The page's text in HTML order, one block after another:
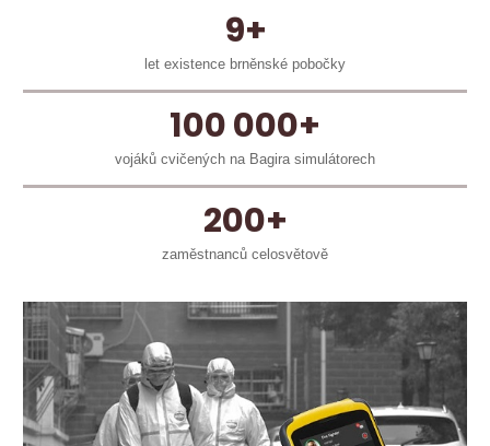
9+
let existence brněnské pobočky
100 000+
vojáků cvičených na Bagira simulátorech
200+
zaměstnanců celosvětově